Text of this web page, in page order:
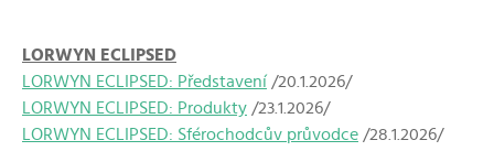
LORWYN ECLIPSED
LORWYN ECLIPSED: Představení /20.1.2026/
LORWYN ECLIPSED: Produkty /23.1.2026/
LORWYN ECLIPSED: Sférochodcův průvodce /28.1.2026/